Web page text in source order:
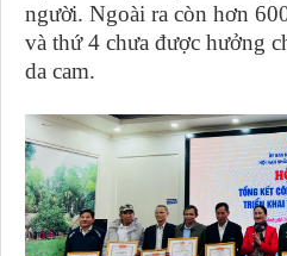
người. Ngoài ra còn hơn
và thứ 4 chưa được hưởng
da cam.